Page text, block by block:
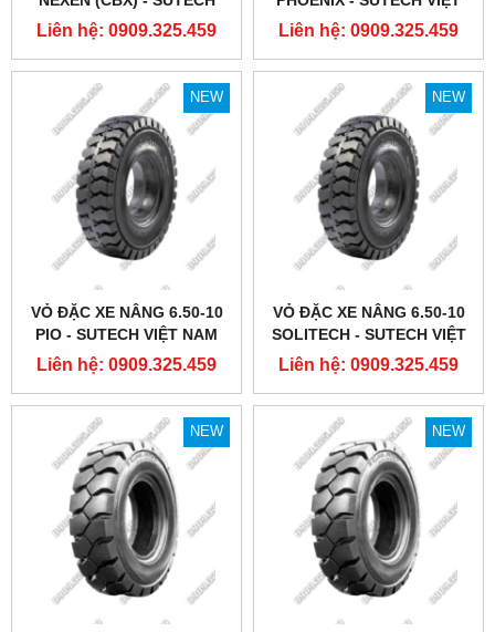
VIỆT NAM
Liên hệ: 0909.325.459
NAM
Liên hệ: 0909.325.459
NEW
VỎ ĐẶC XE NÂNG 6.50-10
PIO - SUTECH VIỆT NAM
Liên hệ: 0909.325.459
NEW
VỎ ĐẶC XE NÂNG 6.50-10
SOLITECH - SUTECH VIỆT
NAM
Liên hệ: 0909.325.459
NEW NEW